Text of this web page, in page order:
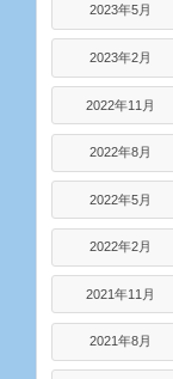
2023年5月
2023年2月
2022年11月
2022年8月
2022年5月
2022年2月
2021年11月
2021年8月